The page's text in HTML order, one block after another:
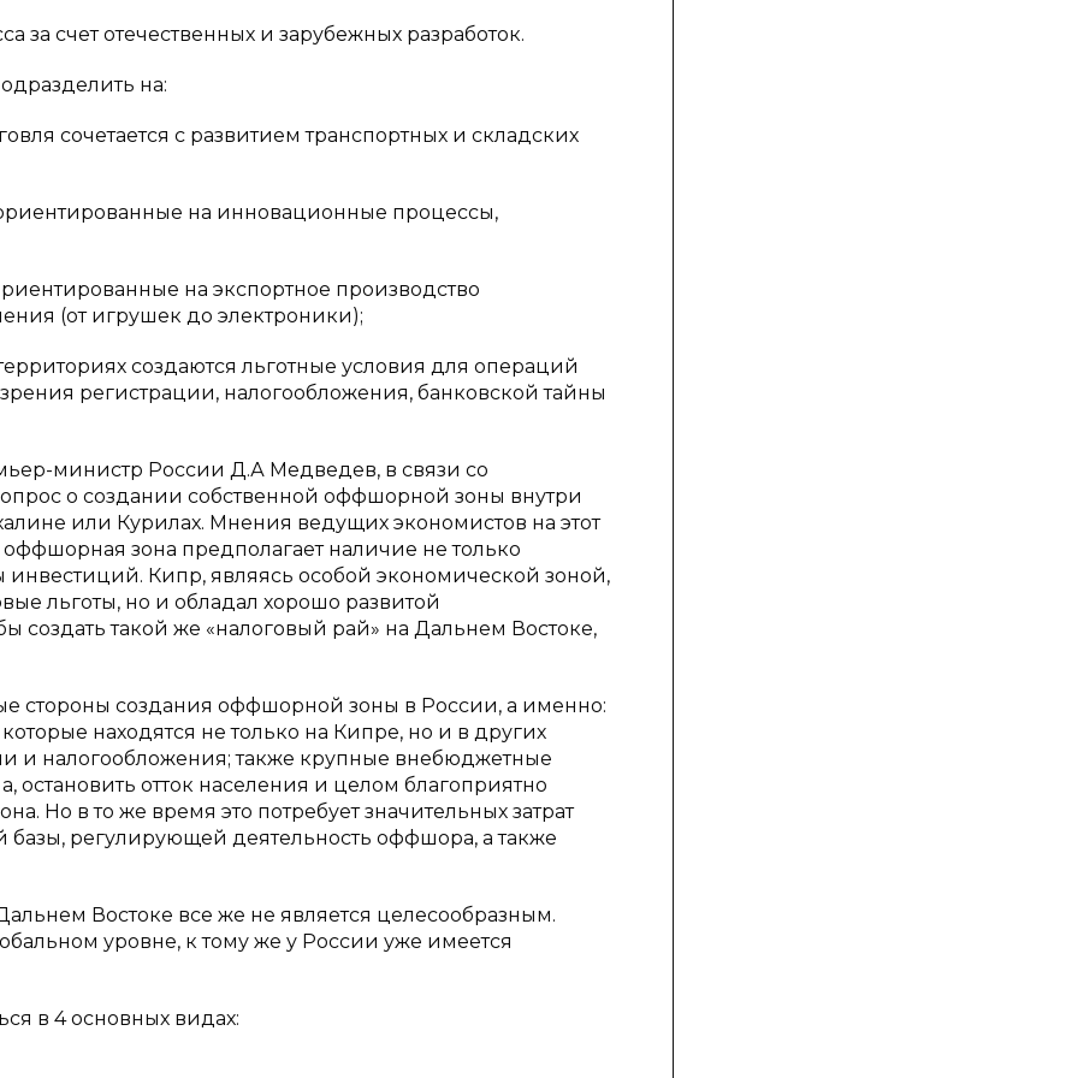
счет отечественных и зарубежных разработок.
на:
сочетается с развитием транспортных и складских
на инновационные процессы,
на экспортное производство
(от игрушек до электроники);
создаются льготные условия для операций
регистрации, налогообложения, банковской тайны
министр России Д.А Медведев, в связи со
о создании собственной оффшорной зоны внутри
или Курилах. Мнения ведущих экономистов на этот
зона предполагает наличие не только
инвестиций. Кипр, являясь особой экономической зоной,
льготы, но и обладал хорошо развитой
создать такой же «налоговый рай» на Дальнем Востоке,
стороны создания оффшорной зоны в России, а именно:
находятся не только на Кипре, но и в других
и налогообложения; также крупные внебюджетные
отток населения и целом благоприятно
Но в то же время это потребует значительных затрат
регулирующей деятельность оффшора, а также
Востоке все же не является целесообразным.
уровне, к тому же у России уже имеется
в 4 основных видах: